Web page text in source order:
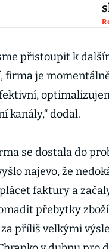
přistoupit k
firma je
kanály,“ dodal.
se dostala do
najevo, že
faktury a
přebytky
příliš velkými